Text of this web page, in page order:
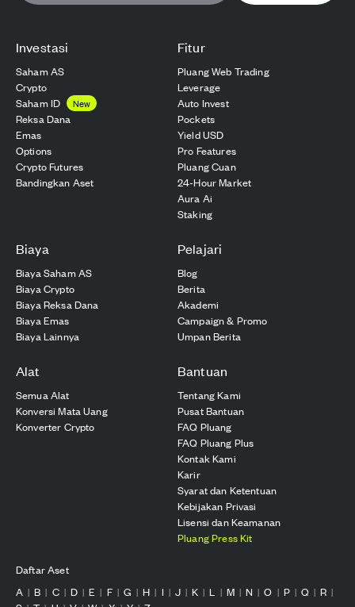
Investasi
Saham AS
Crypto
Saham ID
New
Reksa Dana
Emas
Options
Crypto Futures
Bandingkan Aset
Fitur
Pluang Web Trading
Leverage
Auto Invest
Pockets
Yield USD
Pro Features
Pluang Cuan
24-Hour Market
Aura Ai
Staking
Biaya
Biaya Saham AS
Biaya Crypto
Biaya Reksa Dana
Biaya Emas
Biaya Lainnya
Pelajari
Blog
Berita
Akademi
Campaign & Promo
Umpan Berita
Alat
Semua Alat
Konversi Mata Uang
Konverter Crypto
Bantuan
Tentang Kami
Pusat Bantuan
FAQ Pluang
FAQ Pluang Plus
Kontak Kami
Karir
Syarat dan Ketentuan
Kebijakan Privasi
Lisensi dan Keamanan
Pluang Press Kit
Daftar Aset
A | B | C | D | E | F | G | H | I | J | K | L | M | N | O | P | Q | R |